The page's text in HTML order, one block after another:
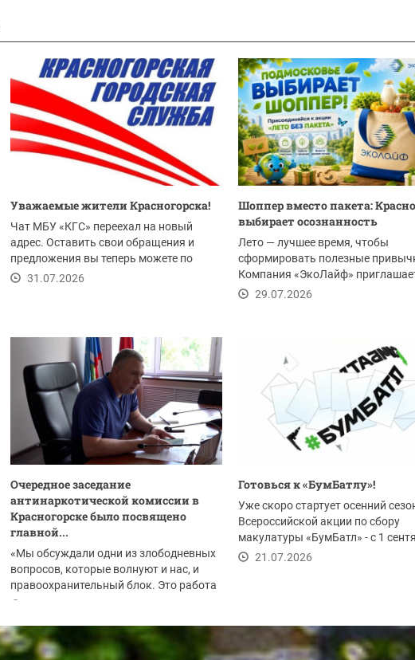
Уважаемые жители Красногорска!
Чат МБУ «КГС» переехал на новый
адрес. Оставить свои обращения и
предложения вы теперь можете по
ссылке.
31.07.2026
Шоппер вместо пакета:
выбирает осознанность
Лето — лучшее время, чтобы
сформировать полезные
Компания «ЭкоЛайф»
жителей Красногорска и всего...
29.07.2026
Очередное заседание
антинаркотической комиссии в
Красногорске было посвящено
главной...
«Мы обсуждали одни из злободневных
вопросов, которые волнуют и нас, и
правоохранительный блок. Это работа
по...
Готовься к «БумБатлу»!
Уже скоро стартует осенний
Всероссийской акции по сбору
макулатуры «БумБатл» - с 1
по 30 ноября. Акция...
21.07.2026